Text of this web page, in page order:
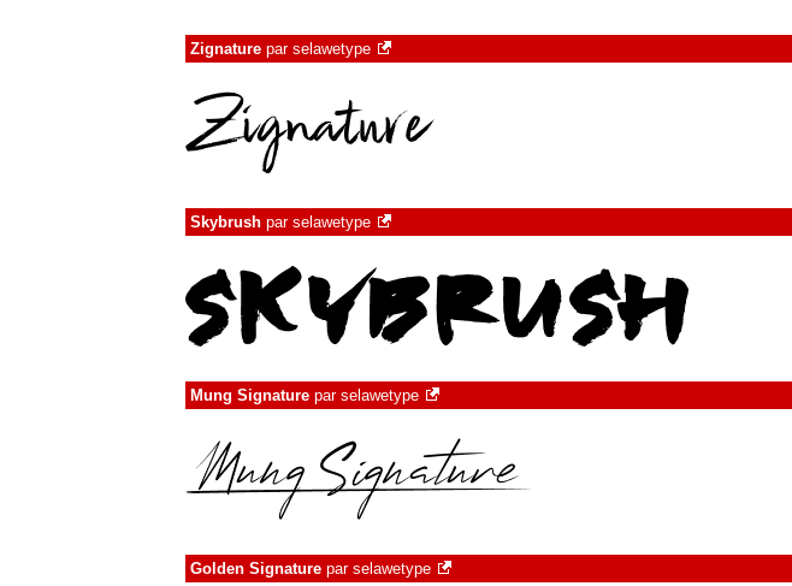
Zignature par selawetype
Skybrush par selawetype
Mung Signature par selawetype
Golden Signature par selawetype